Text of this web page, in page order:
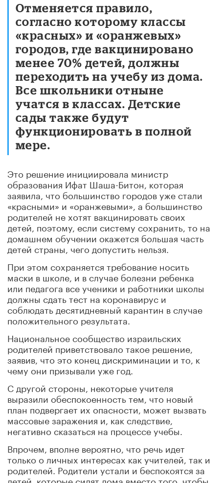
Отменяется правило,
согласно которому классы
«красных» и «оранжевых»
городов, где вакцинировано
менее 70% детей, должны
переходить на учебу из дома.
Все школьники отныне
учатся в классах. Детские
сады также будут
функционировать в полной
мере.
Это решение инициировала министр
образования Ифат Шаша-Битон, которая
заявила, что большинство городов уже стали
«красными» и «оранжевыми», а большинство
родителей не хотят вакцинировать своих
детей, поэтому, если систему сохранить, то на
домашнем обучении окажется большая часть
детей страны, чего допустить нельзя.
При этом сохраняется требование носить
маски в школе, и в случае болезни ребенка
или педагога все ученики и работники школы
должны сдать тест на коронавирус и
соблюдать десятидневный карантин в случае
положительного результата.
Национальное сообщество израильских
родителей приветствовало такое решение,
заявив, что это конец дискриминации и то, к
чему они призывали уже год.
С другой стороны, некоторые учителя
выразили обеспокоенность тем, что новый
план подвергает их опасности, может вызвать
массовые заражения и, как следствие,
негативно сказаться на процессе учебы.
Впрочем, вполне вероятно, что речь идет
только о личных интересах как учителей, так и
родителей. Родители устали и беспокоятся за
детей, которые сидят дома вместо того, чтобы